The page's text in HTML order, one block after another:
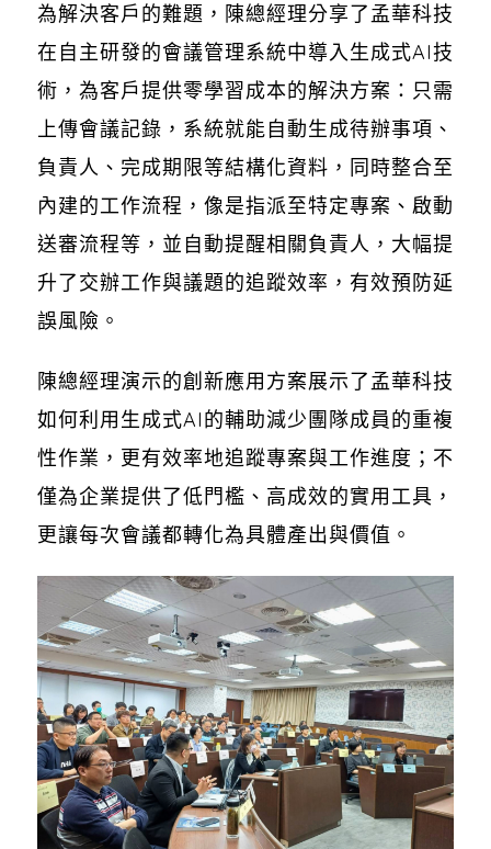
為解決客戶的難題，陳總經理分享了孟華科技
在自主研發的會議管理系統中導入生成式AI技
術，為客戶提供零學習成本的解決方案：只需
上傳會議記錄，系統就能自動生成待辦事項、
負責人、完成期限等結構化資料，同時整合至
內建的工作流程，像是指派至特定專案、啟動
送審流程等，並自動提醒相關負責人，大幅提
升了交辦工作與議題的追蹤效率，有效預防延
誤風險。
陳總經理演示的創新應用方案展示了孟華科技
如何利用生成式AI的輔助減少團隊成員的重複
性作業，更有效率地追蹤專案與工作進度；不
僅為企業提供了低門檻、高成效的實用工具，
更讓每次會議都轉化為具體產出與價值。